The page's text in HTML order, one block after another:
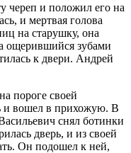
череп и положил его на
и мертвая голова
на старушку, она
ощерившийся зубами
к двери. Андрей
пороге своей
и вошел в прихожую. В
снял ботинки
дверь, и из своей
Он подошел к ней,